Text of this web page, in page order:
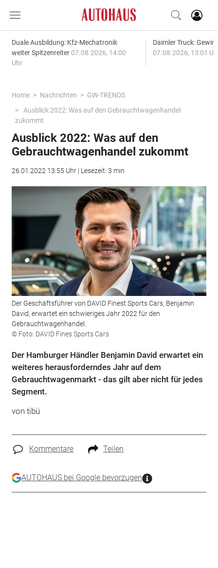
Duale Ausbildung: Kfz-Mechatronik
weiter Spitzenreiter 07.08.2026, 14:00
Uhr
Daimler Truck:
07.08.2026, 13:01
Home Nachrichten
GW-TRENDS
Ausblick 2022: Was auf den Gebrauchtwagenhandel
zukommt
Ausblick 2022: Was auf den
Gebrauchtwagenhandel zukommt
26.01.2022 13:55 Uhr | Lesezeit: 3 min
Der Geschäftsführer von DAVID Finest Sports Cars, Benjamin
David, erwartet ein schwieriges Jahr 2022 für den
Gebrauchtwagenhandel.
© Foto: DAVID Fines Sports Cars
Der Hamburger Händler Benjamin David erwartet ein
weiteres herausforderndes Jahr auf dem
Gebrauchtwagenmarkt - das gilt aber nicht für jedes
Segment.
von tibü
Kommentare Teilen
AUTOHAUS bei Google bevorzugen